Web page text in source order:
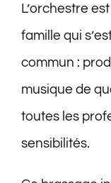
L’orchestre
famille qui
commun :
musique de
toutes les
sensibilités.